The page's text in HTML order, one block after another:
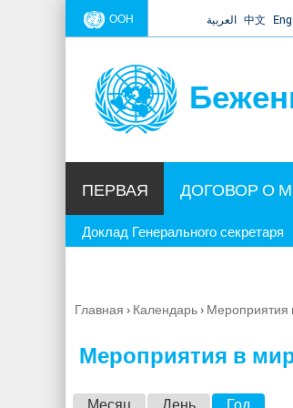
ООН العربية 中文
ПЕРВАЯ ДОГОВОР О
Доклад Генерального секретаря
Вы
Главная › Календарь› Мероприятия
Мероприятия в